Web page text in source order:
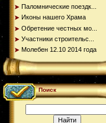
Паломнические поездк...
Иконы нашего Храма
Обретение честных мо...
Участники строительс...
Молебен 12.10 2014 года
Поиск